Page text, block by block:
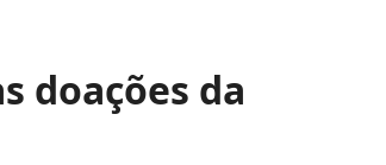
doações da